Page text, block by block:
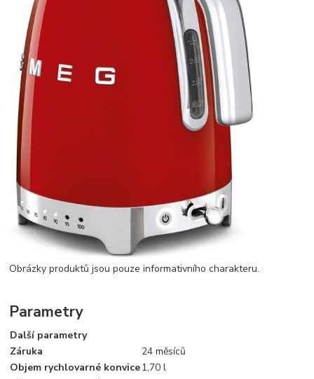
Obrázky produktů jsou pouze informativního charakteru.
Parametry
Další parametry
Záruka
24 měsíců
Objem rychlovarné konvice1,70 l